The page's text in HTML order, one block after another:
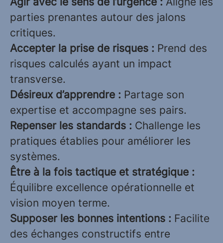
parties prenantes autour des jalons
critiques.
Accepter la prise de risques : Prend des
risques calculés ayant un impact
transverse.
Désireux d’apprendre : Partage son
expertise et accompagne ses pairs.
Repenser les standards : Challenge les
pratiques établies pour améliorer les
systèmes.
Être à la fois tactique et stratégique :
Équilibre excellence opérationnelle et
vision moyen terme.
Supposer les bonnes intentions : Facilite
des échanges constructifs entre